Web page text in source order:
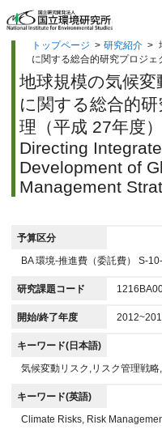
トップページ > 研究紹介 >
に関する総合的研究プロジェ
地球規模の気候
に関する総合的
理（平成 27年度）
Directing
Development of
Management
予算区分
BA 環境-推進費（委託費） S-
研究課題コード
開始/終了年度
キーワード(日本語)
気候変動リスク,リスク管理戦略
キーワード(英語)
Climate Risks, Risk